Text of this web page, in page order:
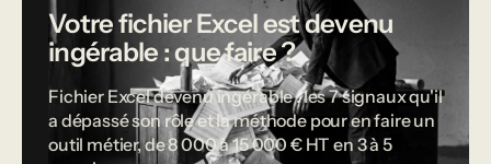
Votre fichier Excel est devenu
ingérable : que faire ?
Fichier Excel devenu ingérable : les 7 signaux qu'il
a dépassé son rôle et la méthode pour en faire un
outil métier, de 8 000 à 15 000 € HT en 3 à 5